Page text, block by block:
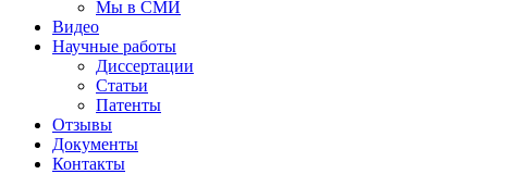
Мы в СМИ
Видео
Научные работы
Диссертации
Статьи
Патенты
Отзывы
Документы
Контакты